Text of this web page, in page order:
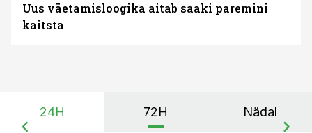
Uus väetamisloogika aitab saaki paremini
kaitsta
24H 72H Nädal